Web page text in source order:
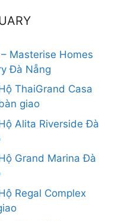
Masterise Homes
Đà Nẵng
ThaiGrand Casa
giao
Alita Riverside Đà
Grand Marina Đà
Regal Complex